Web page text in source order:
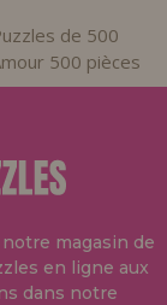
de 500
500 pièces
magasin de
en ligne aux
dans notre